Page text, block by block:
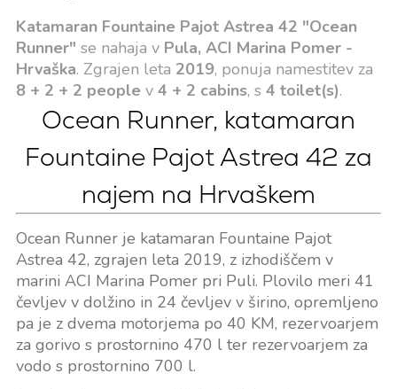
Katamaran Fountaine Pajot Astrea 42 "Ocean
Runner" se nahaja v Pula, ACI Marina Pomer -
Hrvaška. Zgrajen leta 2019, ponuja namestitev za
8 + 2 + 2 people v 4 + 2 cabins, s 4 toilet(s).
Ocean Runner, katamaran
Fountaine Pajot Astrea 42 za
najem na Hrvaškem
Ocean Runner je katamaran Fountaine Pajot
Astrea 42, zgrajen leta 2019, z izhodiščem v
marini ACI Marina Pomer pri Puli. Plovilo meri 41
čevljev v dolžino in 24 čevljev v širino, opremljeno
pa je z dvema motorjema po 40 KM, rezervoarjem
za gorivo s prostornino 470 l ter rezervoarjem za
vodo s prostornino 700 l.